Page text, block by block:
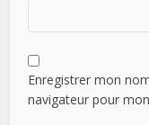
Enregistrer mon
navigateur pour